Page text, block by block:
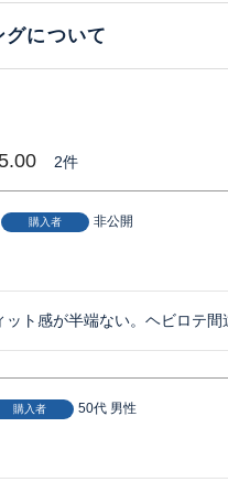
について
5.00 2
購入者
非公開
ト感が半端ない。ヘビロテ間
購入者 50代 男性